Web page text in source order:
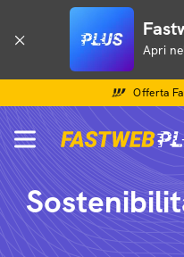
Apri
Offerta